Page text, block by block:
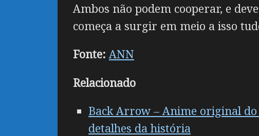
Ambos não podem cooperar, e
começa a surgir em meio a isso
Fonte: ANN
Relacionado
Back Arrow – Anime original
detalhes da história